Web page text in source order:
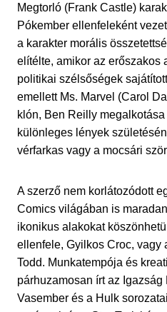
Megtorló (Frank Castle)
Pókember ellenfeleként
a karakter morális
elítélte, amikor az erőszakos
politikai szélsőségek
emellett Ms. Marvel (Carol
klón, Ben Reilly
különleges lények
vérfarkas vagy a mocsári
A szerző nem korlátozódott
Comics világában is
ikonikus alakokat
ellenfele, Gyilkos Croc, vagy
Todd. Munkatempója és
párhuzamosan írt az
Vasember és a Hulk